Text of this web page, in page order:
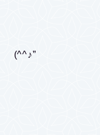
(^^♪”